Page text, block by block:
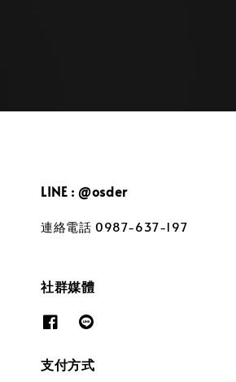
LINE : @osder
連絡電話 0987-637-197
社群媒體
支付方式